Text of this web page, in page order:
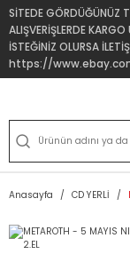
SİTEDE GÖRDÜĞÜNÜZ
ALIŞVERİŞLERDE
İSTEĞİNİZ OLURSA
https://
Anasayfa CD YERLİ